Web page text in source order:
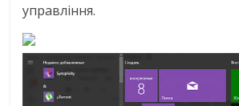
управління.